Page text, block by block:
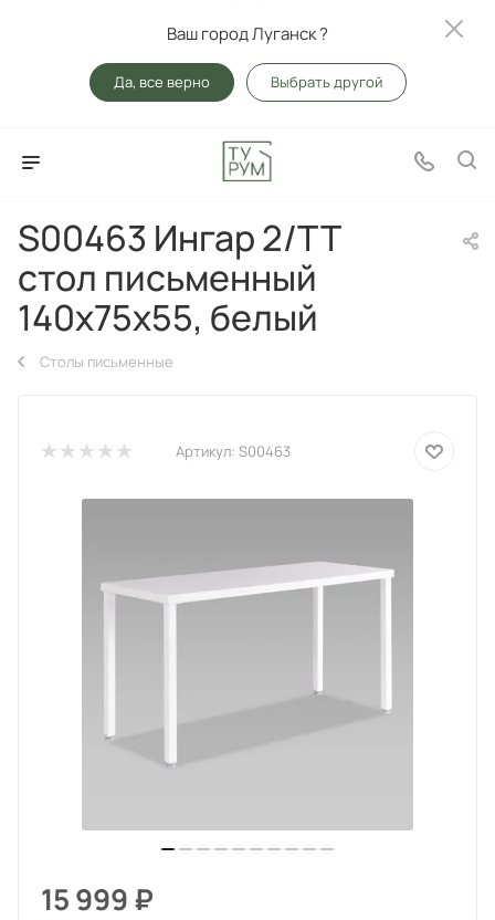
Ваш город Луганск ?
Да, все верно Выбрать другой
S00463 Ингар 2/ТТ
стол письменный
140x75x55, белый
Столы письменные
Артикул: S00463
15 999₽